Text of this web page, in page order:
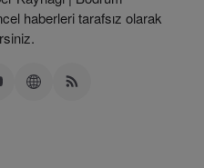
haberleri tarafsız olarak